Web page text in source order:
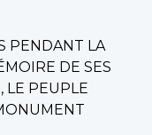
PENDANT LA
DE SES
LE PEUPLE